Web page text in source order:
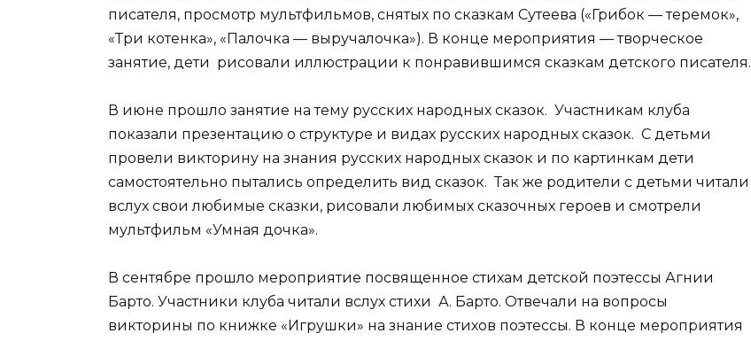
писателя, просмотр мультфильмов, снятых по сказкам Сутеева («Грибок — теремок»,
«Три котенка», «Палочка — выручалочка»). В конце мероприятия — творческое
занятие, дети рисовали иллюстрации к понравившимся сказкам детского писателя.
В июне прошло занятие на тему русских народных сказок. Участникам клуба
показали презентацию о структуре и видах русских народных сказок. С детьми
провели викторину на знания русских народных сказок и по картинкам дети
самостоятельно пытались определить вид сказок. Так же родители с детьми читали
вслух свои любимые сказки, рисовали любимых сказочных героев и смотрели
мультфильм «Умная дочка».
В сентябре прошло мероприятие посвященное стихам детской поэтессы Агнии
Барто. Участники клуба читали вслух стихи А. Барто. Отвечали на вопросы
викторины по книжке «Игрушки» на знание стихов поэтессы. В конце мероприятия